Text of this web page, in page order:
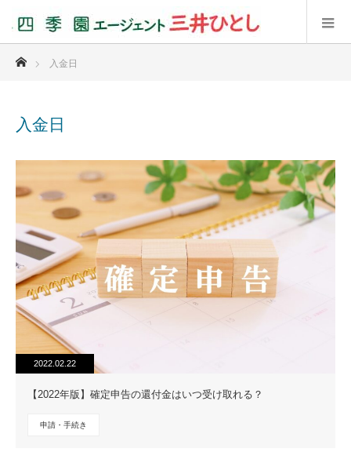
ホーム
入金日
入金日
2022.02.22
【2022年版】確定申告の還付金はいつ受け取れる？
申請・手続き